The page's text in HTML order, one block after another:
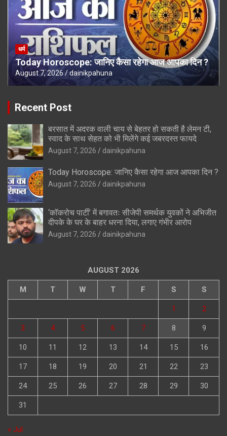
धर्म
Today Horoscope: जानिए कैसा रहेगा आज आपका दिन ?
August 7, 2026 dainikpahuna
Recent Post
बरसात में अदरक वाली चाय से बेहतर हो सकती है लेमन टी,
स्वाद के साथ सेहत को भी मिलेंगे कई जबरदस्त फायदे
August 7, 2026 dainikpahuna
Today Horoscope: जानिए कैसा रहेगा आज आपका दिन ?
August 7, 2026 dainikpahuna
‘कॉकरोच पार्टी’ में बगावतः सीजेपी समर्थक युवकों ने अभिजीत
दीपके के घर के बाहर धरना दिया, लगाए गंभीर आरोप
August 7, 2026 dainikpahuna
AUGUST 2026
M T W T F S S
1 2
3 4 5 6 7 8 9
10 11 12 13 14 15 16
17 18 19 20 21 22 23
24 25 26 27 28 29 30
31
« Jul